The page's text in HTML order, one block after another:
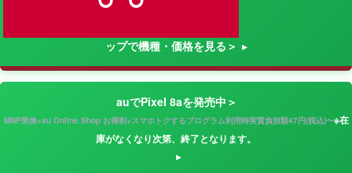
ップで機種・価格を見る＞
auでPixel 8aを発売中＞
MNP乗換+au Online Shop お得割+スマホトクするプログラム利用時実質負担額47円(税込)〜※在
庫がなくなり次第、終了となります。